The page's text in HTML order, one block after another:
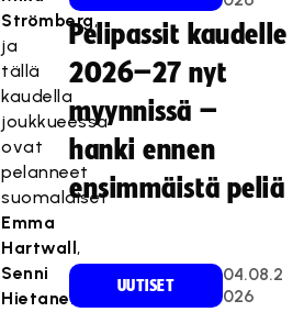
Strömberg,
ja
tällä
kaudella
joukkueessa
ovat
pelanneet
suomalaiset
Emma
Hartwall,
Senni
Hietanen
Pelipassit kaudelle
2026–27 nyt
myynnissä –
hanki ennen
ensimmäistä peliä
UUTISET
04.08.2
026